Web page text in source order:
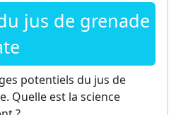
jus de grenade
potentiels du jus de
Quelle est la science